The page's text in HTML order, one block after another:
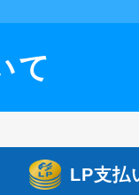
て
LP支払